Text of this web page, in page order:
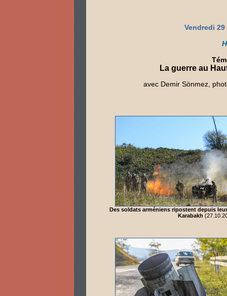
Vendredi
La guerre au
avec Demir Sönmez,
Des soldats arméniens ripostent depuis
Karabakh